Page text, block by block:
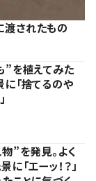
されたもの
”を植えてみた
「捨てるのや
”を発見。よく
「エーッ！？」